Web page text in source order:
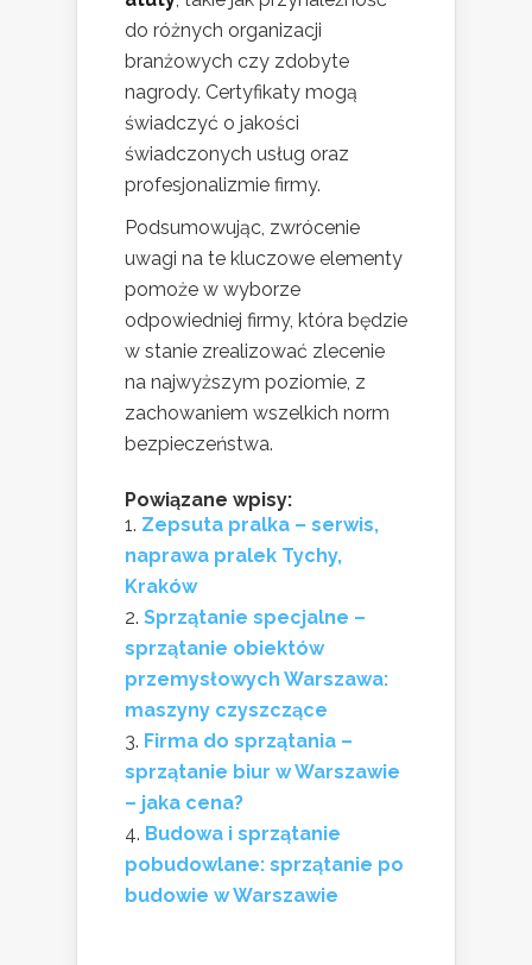
do różnych organizacji
branżowych czy zdobyte
nagrody. Certyfikaty mogą
świadczyć o jakości
świadczonych usług oraz
profesjonalizmie firmy.
Podsumowując, zwrócenie
uwagi na te kluczowe elementy
pomoże w wyborze
odpowiedniej firmy, która będzie
w stanie zrealizować zlecenie
na najwyższym poziomie, z
zachowaniem wszelkich norm
bezpieczeństwa.
Powiązane wpisy:
Zepsuta pralka – serwis,
naprawa pralek Tychy,
Kraków
Sprzątanie specjalne –
sprzątanie obiektów
przemysłowych Warszawa:
maszyny czyszczące
Firma do sprzątania –
sprzątanie biur w Warszawie
– jaka cena?
Budowa i sprzątanie
pobudowlane: sprzątanie po
budowie w Warszawie